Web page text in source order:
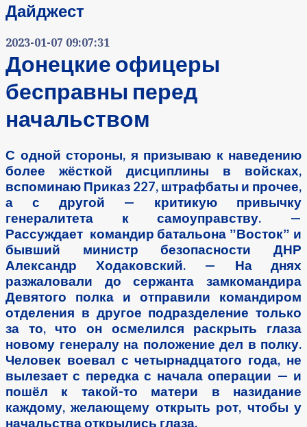
Дайджест
2023-01-07 09:07:31
Донецкие офицеры
бесправны перед
начальством
С одной стороны, я призываю к наведению
более жёсткой дисциплины в войсках,
вспоминаю Приказ 227, штрафбаты и прочее,
а с другой — критикую привычку
генералитета к самоуправству. —
Рассуждает командир батальона ˮВостокˮ и
бывший министр безопасности ДНР
Александр Ходаковский. — На днях
разжаловали до сержанта замкомандира
Девятого полка и отправили командиром
отделения в другое подразделение только
за то, что он осмелился раскрыть глаза
новому генералу на положение дел в полку.
Человек воевал с четырнадцатого года, не
вылезает с передка с начала операции — и
пошёл к такой-то матери в назидание
каждому, желающему открыть рот, чтобы у
начальства открылись глаза.